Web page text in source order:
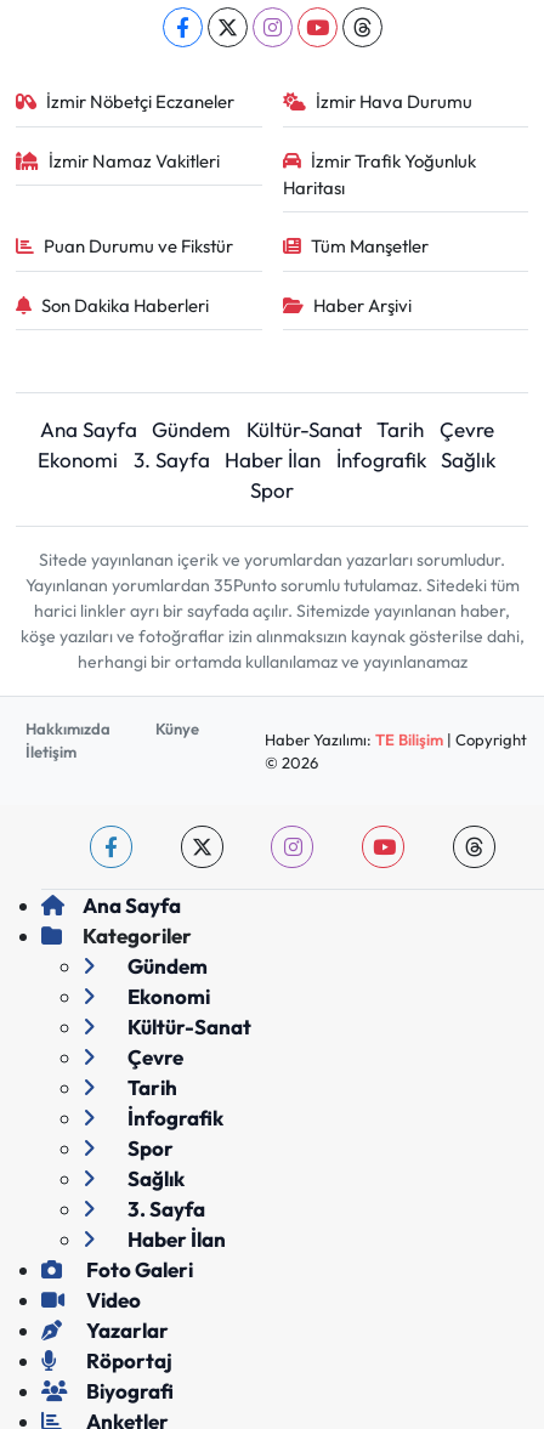
İzmir Nöbetçi Eczaneler İzmir Hava Durumu
İzmir Namaz Vakitleri
İzmir Trafik Yoğunluk
Haritası
Puan Durumu ve Fikstür Tüm Manşetler
Son Dakika Haberleri Haber Arşivi
Ana Sayfa Gündem Kültür-Sanat Tarih
Çevre
Ekonomi
3. Sayfa Haber İlan İnfografik Sağlık
Spor
Sitede yayınlanan içerik ve yorumlardan yazarları sorumludur.
Yayınlanan yorumlardan 35Punto sorumlu tutulamaz. Sitedeki tüm
harici linkler ayrı bir sayfada açılır. Sitemizde yayınlanan haber,
köşe yazıları ve fotoğraflar izin alınmaksızın kaynak gösterilse dahi,
herhangi bir ortamda kullanılamaz ve yayınlanamaz
Hakkımızda
Künye
İletişim
Haber Yazılımı: TE Bilişim| Copyright
© 2026
Ana Sayfa
Kategoriler
Gündem
Ekonomi
Kültür-Sanat
Çevre
Tarih
İnfografik
Spor
Sağlık
3. Sayfa
Haber İlan
Foto Galeri
Video
Yazarlar
Röportaj
Biyografi
Anketler